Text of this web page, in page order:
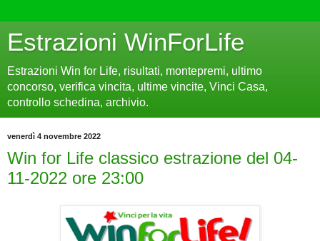
Estrazioni WinForLife
Estrazioni Win for Life, risultati, montepremi, ultimo
concorso, verifica vincita, ultime vincite, Vinci Casa,
controllo schedina, archivio.
venerdì 4 novembre 2022
Win for Life classico estrazione del 04-
11-2022 ore 23:00